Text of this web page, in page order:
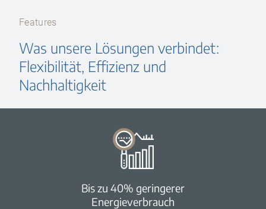
Features
Was unsere Lösungen verbindet:
Flexibilität, Effizienz und
Nachhaltigkeit
Bis zu 40% geringerer
Energieverbrauch